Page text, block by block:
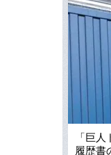
「巨
履歴書